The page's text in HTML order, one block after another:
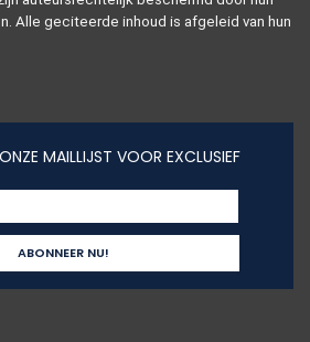
Alle geciteerde inhoud is afgeleid van hun
MAILLIJST VOOR EXCLUSIEF